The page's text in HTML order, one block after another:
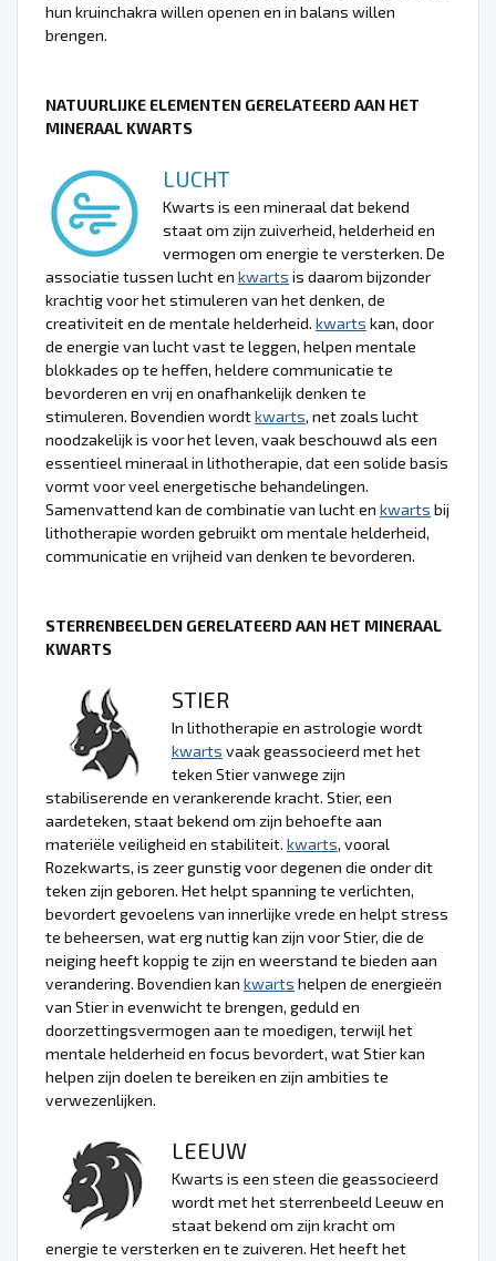
hun kruinchakra willen openen en in balans willen
brengen.
NATUURLIJKE ELEMENTEN GERELATEERD AAN HET
MINERAAL KWARTS
LUCHT
Kwarts is een mineraal dat bekend
staat om zijn zuiverheid, helderheid en
vermogen om energie te versterken. De
associatie tussen lucht en kwarts is daarom bijzonder
krachtig voor het stimuleren van het denken, de
creativiteit en de mentale helderheid. kwarts kan, door
de energie van lucht vast te leggen, helpen mentale
blokkades op te heffen, heldere communicatie te
bevorderen en vrij en onafhankelijk denken te
stimuleren. Bovendien wordtkwarts, net zoals lucht
noodzakelijk is voor het leven, vaak beschouwd als een
essentieel mineraal in lithotherapie, dat een solide basis
vormt voor veel energetische behandelingen.
Samenvattend kan de combinatie van lucht en kwarts bij
lithotherapie worden gebruikt om mentale helderheid,
communicatie en vrijheid van denken te bevorderen.
STERRENBEELDEN GERELATEERD AAN HET MINERAAL
KWARTS
STIER
In lithotherapie en astrologie wordt
kwarts vaak geassocieerd met het
teken Stier vanwege zijn
stabiliserende en verankerende kracht. Stier, een
aardeteken, staat bekend om zijn behoefte aan
materiële veiligheid en stabiliteit. kwarts, vooral
Rozekwarts, is zeer gunstig voor degenen die onder dit
teken zijn geboren. Het helpt spanning te verlichten,
bevordert gevoelens van innerlijke vrede en helpt stress
te beheersen, wat erg nuttig kan zijn voor Stier, die de
neiging heeft koppig te zijn en weerstand te bieden aan
verandering. Bovendien kan kwarts helpen de energieën
van Stier in evenwicht te brengen, geduld en
doorzettingsvermogen aan te moedigen, terwijl het
mentale helderheid en focus bevordert, wat Stier kan
helpen zijn doelen te bereiken en zijn ambities te
verwezenlijken.
LEEUW
Kwarts is een steen die geassocieerd
wordt met het sterrenbeeld Leeuw en
staat bekend om zijn kracht om
energie te versterken en te zuiveren. Het heeft het